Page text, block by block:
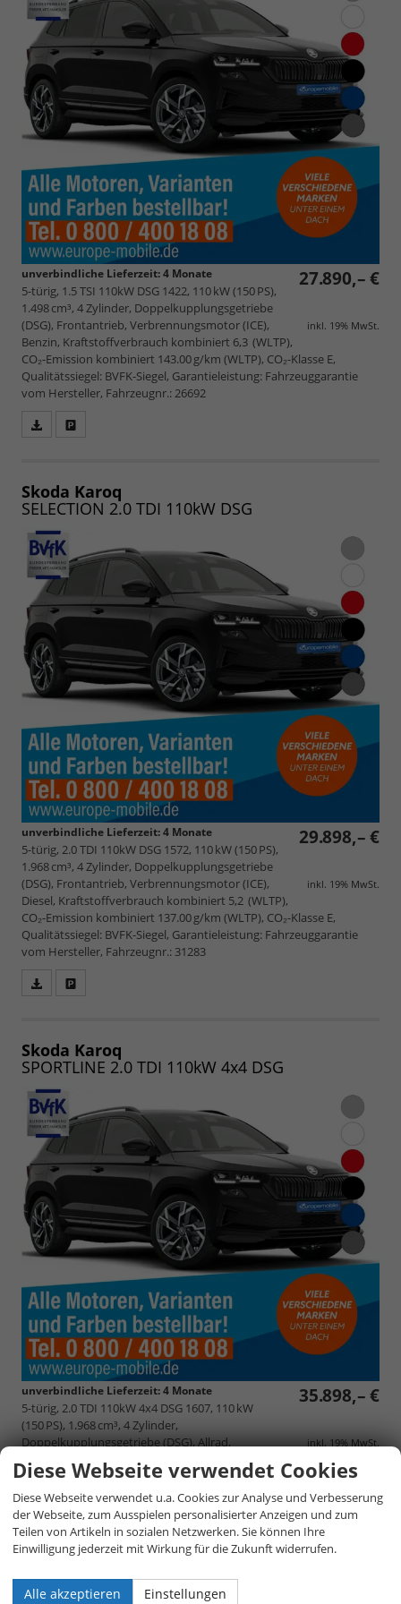
27.890,– €
inkl. 19% MwSt.
unverbindliche Lieferzeit:4 Monate
5-türig, 1.5 TSI 110kW DSG 1422, 110 kW (150 PS),
1.498 cm³, 4 Zylinder, Doppelkupplungsgetriebe
(DSG), Frontantrieb, Verbrennungsmotor (ICE),
Benzin, Kraftstoffverbrauch kombiniert 6,3 (WLTP),
CO₂-Emission kombiniert 143.00 g/km (WLTP), CO₂-Klasse E,
Qualitätssiegel: BVFK-Siegel, Garantieleistung: Fahrzeuggarantie
vom Hersteller, Fahrzeugnr.: 26692
speichern/drucken
Skoda Karoq
SELECTION 2.0 TDI 110kW DSG
29.898,– €
inkl. 19% MwSt.
unverbindliche Lieferzeit:4 Monate
5-türig, 2.0 TDI 110kW DSG 1572, 110 kW (150 PS),
1.968 cm³, 4 Zylinder, Doppelkupplungsgetriebe
(DSG), Frontantrieb, Verbrennungsmotor (ICE),
Diesel, Kraftstoffverbrauch kombiniert 5,2 (WLTP),
CO₂-Emission kombiniert 137.00 g/km (WLTP), CO₂-Klasse E,
Qualitätssiegel: BVFK-Siegel, Garantieleistung: Fahrzeuggarantie
vom Hersteller, Fahrzeugnr.: 31283
speichern/drucken
Skoda Karoq
SPORTLINE 2.0 TDI 110kW 4x4 DSG
35.898,– €
inkl. 19% MwSt.
unverbindliche Lieferzeit:4 Monate
5-türig, 2.0 TDI 110kW 4x4 DSG 1607, 110 kW
(150 PS), 1.968 cm³, 4 Zylinder,
Doppelkupplungsgetriebe (DSG), Allrad,
Verbrennungsmotor (ICE), Diesel,
Kraftstoffverbrauch kombiniert 5,8 (WLTP), CO₂-Emission
kombiniert 151.00 g/km (WLTP), CO₂-Klasse E, Qualitätssiegel: BVFK-
Siegel, Garantieleistung: Fahrzeuggarantie vom Hersteller,
Fahrzeugnr.: 26697
als
und
Diese Webseite verwendet Cookies
Diese Webseite verwendet u.a. Cookies zur Analyse und Verbesserung
der Webseite, zum Ausspielen personalisierter Anzeigen und zum
Teilen von Artikeln in sozialen Netzwerken. Sie können Ihre
Einwilligung jederzeit mit Wirkung für die Zukunft widerrufen.
Alle akzeptieren Einstellungen